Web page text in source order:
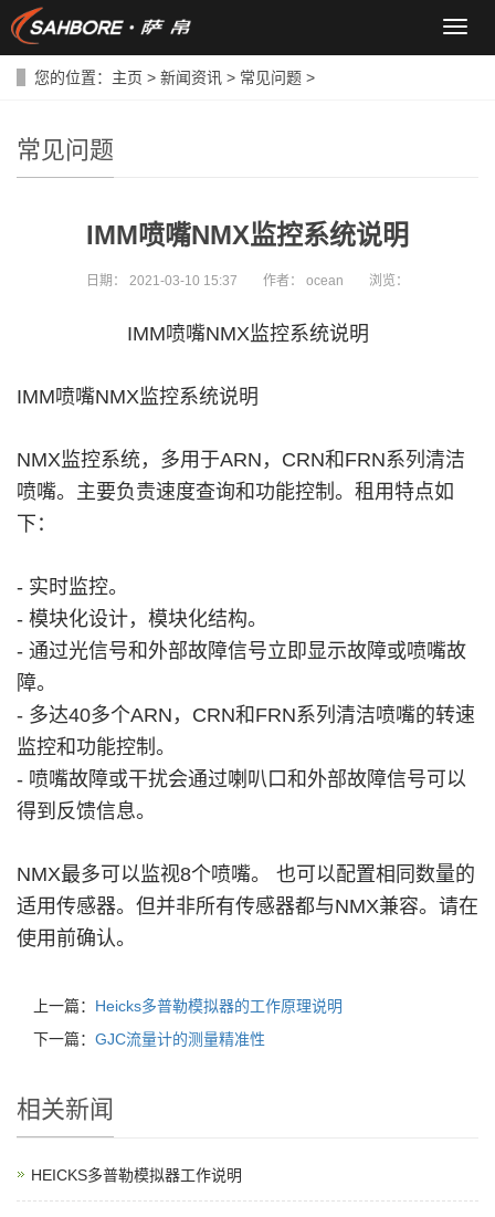
导
您的位置： 主页 > 新闻资讯 > 常见问题 >
常见问题
IMM喷嘴NMX监控系统说明
日期： 2021-03-10 15:37 作者： ocean 浏览：
IMM喷嘴NMX监控系统说明
IMM喷嘴NMX监控系统说明
NMX监控系统，多用于ARN，CRN和FRN系列清洁
喷嘴。主要负责速度查询和功能控制。租用特点如
下：
- 实时监控。
- 模块化设计，模块化结构。
- 通过光信号和外部故障信号立即显示故障或喷嘴故
障。
- 多达40多个ARN，CRN和FRN系列清洁喷嘴的转速
监控和功能控制。
- 喷嘴故障或干扰会通过喇叭口和外部故障信号可以
得到反馈信息。
NMX最多可以监视8个喷嘴。 也可以配置相同数量的
适用传感器。但并非所有传感器都与NMX兼容。请在
使用前确认。
上一篇： Heicks多普勒模拟器的工作原理说明
下一篇： GJC流量计的测量精准性
相关新闻
HEICKS多普勒模拟器工作说明